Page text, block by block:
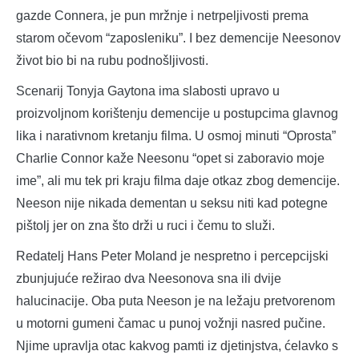
gazde Connera, je pun mržnje i netrpeljivosti prema
starom očevom “zaposleniku”. I bez demencije Neesonov
život bio bi na rubu podnošljivosti.
Scenarij Tonyja Gaytona ima slabosti upravo u
proizvoljnom korištenju demencije u postupcima glavnog
lika i narativnom kretanju filma. U osmoj minuti “Oprosta”
Charlie Connor kaže Neesonu “opet si zaboravio moje
ime”, ali mu tek pri kraju filma daje otkaz zbog demencije.
Neeson nije nikada dementan u seksu niti kad potegne
pištolj jer on zna što drži u ruci i čemu to služi.
Redatelj Hans Peter Moland je nespretno i percepcijski
zbunjujuće režirao dva Neesonova sna ili dvije
halucinacije. Oba puta Neeson je na ležaju pretvorenom
u motorni gumeni čamac u punoj vožnji nasred pučine.
Njime upravlja otac kakvog pamti iz djetinjstva, ćelavko s